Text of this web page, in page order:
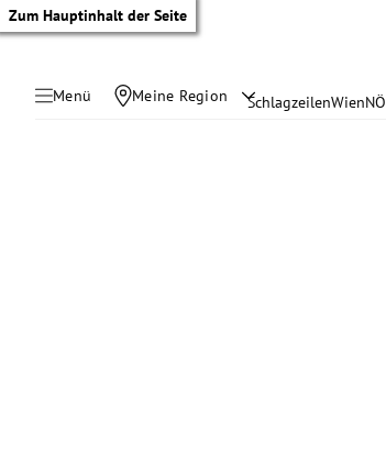
Zum Hauptinhalt der Seite
Menü Meine Region SchlagzeilenWienNÖ